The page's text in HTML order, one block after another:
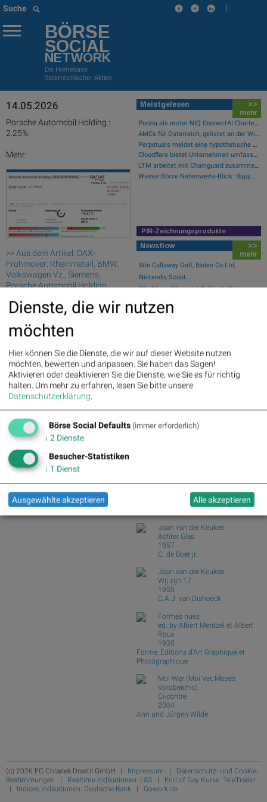
Suche |
BÖRSE
SOCIAL
NETWORK
Die Homebase
österreichischer Aktien
14.05.2026
Porsche Automobil Holding :
2.25%
Mehr:
>> Aus dem Artikel: DAX-
Frühmover: Rheinmetall, BMW,
Volkswagen Vz., Siemens,
Porsche Automobil Holding,
HeidelbergCement, Deutsche
Boerse, Scout24 und RWE
Deutsche Telekom : 5.63%
Details
Henkel : 3.89%» Details
Zalando : 2.86%» Details
Fresenius Medical Care : 2.12%
» Details
Fresenius : 1.71%» Details
Hochtief : -0.71%» Details
Rheinmetall : -0.85%» Details
Siemens : -5.11%» Details
Details
Scout24 : -6.12%
Meistgelesen
>>
mehr
Purina als erster NIQ ConnectAI Charter-Kunde vorgestellt
AMCs für Österreich, gelistet an der Wiener Börse
Perpetuals meldet eine hypothetische Rendite von 380 % im Backtest der KI-Engine, die die risikofreie Handelsplattform „UpsideOnly“ antreibt
Cloudflare bietet Unternehmen umfassende Transparenz zur Überprüfung und Analyse des KI-Einsatzes
LTM arbeitet mit Chainguard zusammen, um die Sicherheit der Software-Lieferkette durch BlueVerse™ RightLogic zu stärken
Wiener Börse Nebenwerte-Blick: Bajaj Mobility steigt bei hohen Umsätzen mehr als 10 Prozent
PIR-Zeichnungsprodukte
Newsflow
>>
mehr
Wie Callaway Golf, Ibiden Co.Ltd,
Nintendo, Scout...
Wie Manz, Wirecard, Drillisch, Siemens,
Commerzba...
Wie Boeing, salesforce.com, Walt Disney,
Siemens, Henkel, R...
Wiener Börse: ATX geht 0,61 Prozent
fester aus de...
Wiener Börse Nebenwerte-Blick: Bajaj
Oculus
Galerist & Galerie Filles du
Joan van der Keuken
Achter Glas
1957
C. de Boer jr.
Joan van der Keuken
Wij zijn 17
1955
C.A.J. van Dishoeck
Formes nues
ed. by Albert Mentzel et Albert
Roux
1935
Forme, Editions d'Art Graphique et
Photographique
Moi Wer (Moi Ver, Moses
Vorobeichic)
Ci-contre
2004
Ann und Jürgen Wilde
(c) 2026 FC Chladek Drastil GmbH | Impressum | Datenschutz- und Cookie-
Bestimmungen | Realtime Indikationen: L&S | End of Day Kurse: TeleTrader
| Indices Indikationen: Deutsche Bank | Gowork.de
Dienste, die wir nutzen
möchten
Hier können Sie die Dienste, die wir auf dieser Website nutzen
möchten, bewerten und anpassen. Sie haben das Sagen!
Aktivieren oder deaktivieren Sie die Dienste, wie Sie es für richtig
halten. Um mehr zu erfahren, lesen Sie bitte unsere
Datenschutzerklärung.
Börse Social Defaults (immer erforderlich)
↓ 2 Dienste
Besucher-Statistiken
↓ 1 Dienst
Ausgewählte akzeptieren Alle akzeptieren